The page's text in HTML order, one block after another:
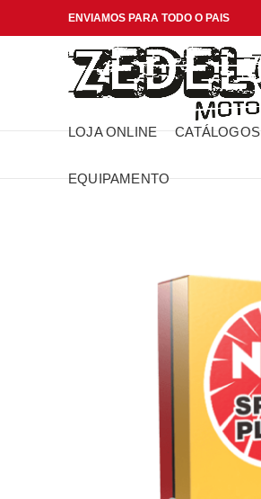
ENVIAMOS PARA TODO O PAIS
LOJA ONLINE CATÁLOGOS
EQUIPAMENTO